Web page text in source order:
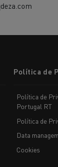
Política de
Política de
Portugal RT
Política de
Data
Cookies